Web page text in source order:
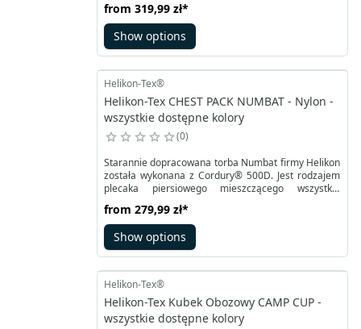
ogniwami taśmowych troków. Z zewnątrz w
poszerzonej części pasa panele MOLLE/PALS z
dodatkowymi przepustami na oporządzenie.
from 319,99 zł*
Show options
Helikon-Tex®
Helikon-Tex CHEST PACK NUMBAT - Nylon -
wszystkie dostępne kolory
0
Starannie dopracowana torba Numbat firmy Helikon
została wykonana z Cordury® 500D. Jest rodzajem
plecaka piersiowego mieszczącego wszystkie
regulowanym pasom mocującym oraz siatkowemu
panelowi na plecy zapewnia komfort przenoszenia
nawet razem z plecakiem.
from 279,99 zł*
Show options
Helikon-Tex®
Helikon-Tex Kubek Obozowy CAMP CUP -
wszystkie dostępne kolory